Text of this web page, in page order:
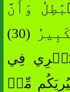
وَأَنَّ
ٱللَّهَ هُوَ ٱلۡعَلِيُّ ٱلۡكَبِيرُ (30)
فِي
مِّنۡ